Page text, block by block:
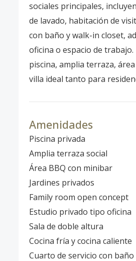
sociales principales,
de lavado, habitación de
con baño y walk-in closet,
oficina o espacio de
piscina, amplia terraza,
villa ideal tanto para
Amenidades
Piscina privada
Amplia terraza social
Área BBQ con minibar
Jardines privados
Family room open concept
Estudio privado tipo oficina
Sala de doble altura
Cocina fría y cocina caliente
Cuarto de servicio con baño